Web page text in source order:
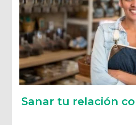
Sanar tu relación